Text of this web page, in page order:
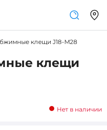
клещи J18-M28
клещи
Нет в наличии